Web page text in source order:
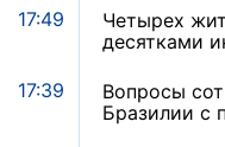
17:49
Четырех
десятками
17:39
Вопросы
Бразилии с